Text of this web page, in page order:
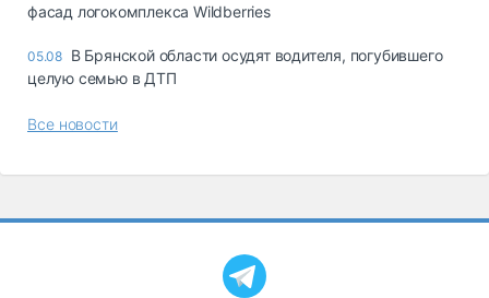
фасад логокомплекса Wildberries
05.08 В Брянской области осудят водителя, погубившего
целую семью в ДТП
Все новости